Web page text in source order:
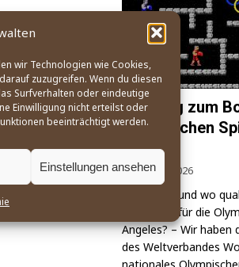
wir Technologien wie Cookies,
zuzugreifen. Wenn du diesen
Surfverhalten oder eindeutige
Einwilligung nicht erteilst oder
beeinträchtigt werden.
Einstellungen ansehen
Der Weg zum
Olympischen
Angeles
21. Mai 2026
Wie, wann und wo
und Boxer für die
Ange­les? – Wir
des Welt­ver­ban­des